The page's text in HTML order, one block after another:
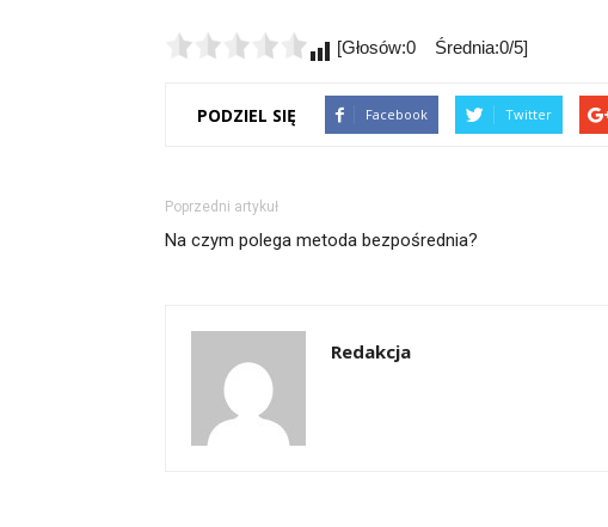
[Głosów:0 Średnia:0/5]
PODZIEL SIĘ Facebook Twitter
Poprzedni artykuł
Na czym polega metoda bezpośrednia?
Redakcja